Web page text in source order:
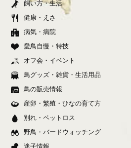
飼い方・生活
健康・えさ
病気・病院
愛鳥自慢・特技
オフ会・イベント
鳥グッズ・雑貨・生活用品
鳥の販売情報
産卵・繁殖・ひなの育て方
別れ・ペットロス
野鳥・バードウォッチング
迷子情報